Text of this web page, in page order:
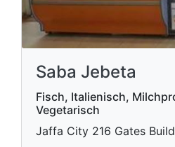
Saba Jebeta
Fisch, Italienisch,
Vegetarisch
Jaffa City 216 Gates